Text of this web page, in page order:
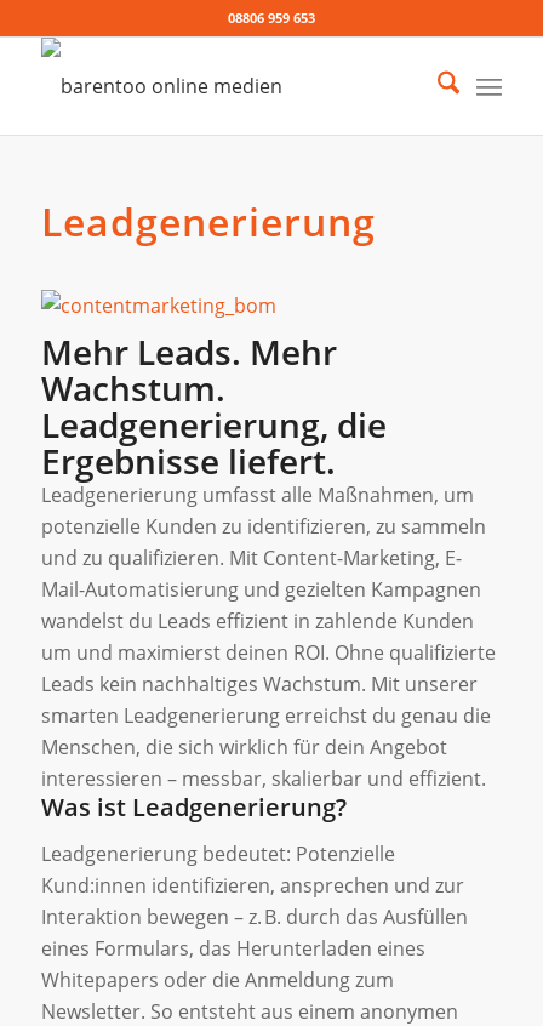
08806 959 653
Leadgenerierung
Mehr Leads. Mehr
Wachstum.
Leadgenerierung, die
Ergebnisse liefert.
Leadgenerierung umfasst alle Maßnahmen, um
potenzielle Kunden zu identifizieren, zu sammeln
und zu qualifizieren. Mit Content-Marketing, E-
Mail-Automatisierung und gezielten Kampagnen
wandelst du Leads effizient in zahlende Kunden
um und maximierst deinen ROI. Ohne qualifizierte
Leads kein nachhaltiges Wachstum. Mit unserer
smarten Leadgenerierung erreichst du genau die
Menschen, die sich wirklich für dein Angebot
interessieren – messbar, skalierbar und effizient.
Was ist Leadgenerierung?
Leadgenerierung bedeutet: Potenzielle
Kund:innen identifizieren, ansprechen und zur
Interaktion bewegen – z. B. durch das Ausfüllen
eines Formulars, das Herunterladen eines
Whitepapers oder die Anmeldung zum
Newsletter. So entsteht aus einem anonymen